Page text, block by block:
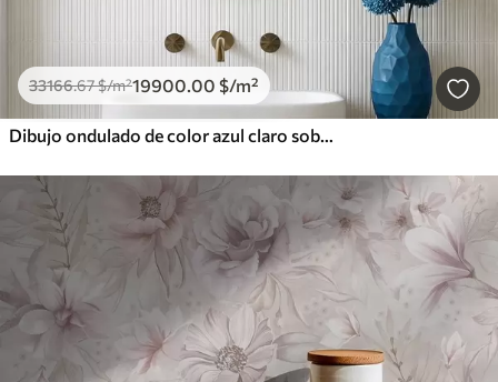
33166.67$/m²19900.00 $/m²
Dibujo ondulado de color azul claro sobre fondo claro